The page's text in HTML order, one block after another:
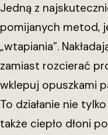
Jedną z
pomijanych metod,
„wtapiania”.
zamiast rozcierać
wklepuj opuszkami
To działanie nie
także ciepło dłoni